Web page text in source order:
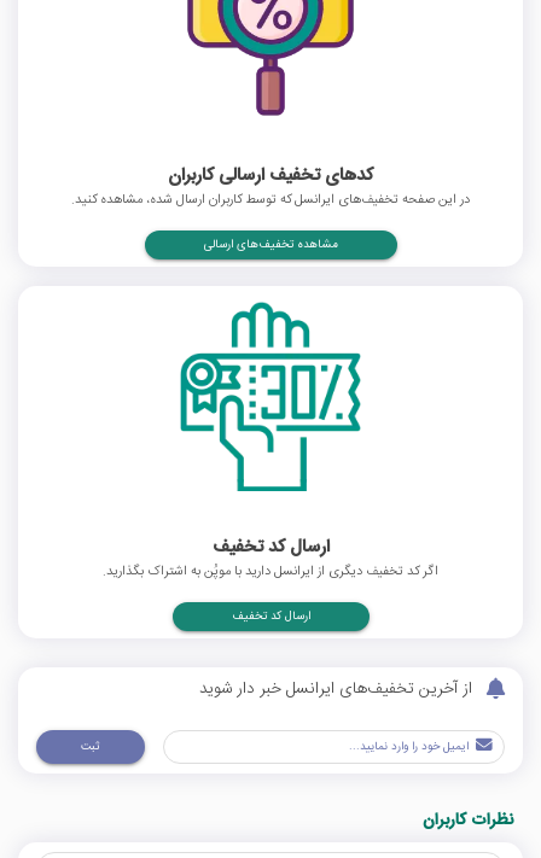
کدهای تخفیف ارسالی کاربران
در این صفحه تخفیف‌های ایرانسل که توسط کاربران ارسال شده، مشاهده کنید.
مشاهده تخفیف‌های ارسالی
ارسال کد تخفیف
اگر کد تخفیف دیگری از ایرانسل دارید با موپُن به اشتراک بگذارید.
ارسال کد تخفیف
از آخرین تخفیف‌های ایرانسل خبر دار شوید
ثبت
نظرات کاربران